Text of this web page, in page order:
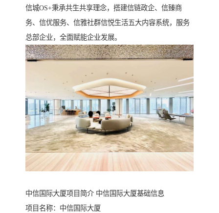
信城OS+秉承共生共享理念，搭建信链政企、信臻商
务、信优服务、信雅社群信悦生活五大内容系统，服务
总部企业，全面赋能企业发展。
中信国际大厦项目简介 中信国际大厦基础信息
项目名称：中信国际大厦